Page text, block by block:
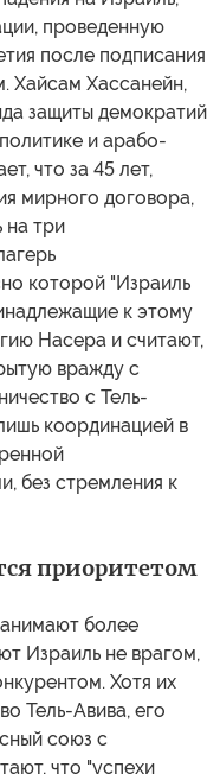
проведенную
после подписания
Хайсам Хассанейн,
защиты демократий
и арабо-
что за 45 лет,
мирного договора,
на три
которой "Израиль
к этому
Насера и считают,
вражду с
с Тель-
координацией в
без стремления к
приоритетом
более
Израиль не врагом,
Хотя их
Тель-Авива, его
союз с
что "успехи